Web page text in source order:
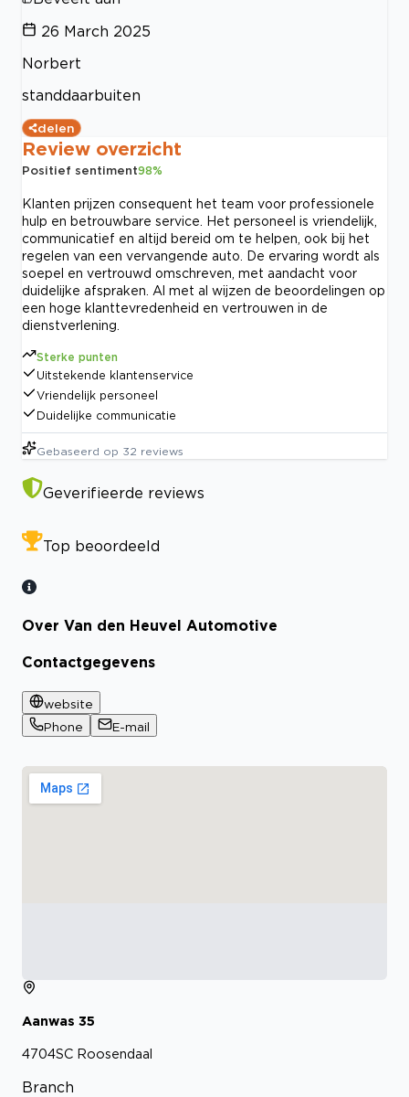
26 March 2025
Norbert
standdaarbuiten
delen
Review overzicht
Positief sentiment98%
Klanten prijzen consequent het team voor professionele
hulp en betrouwbare service. Het personeel is vriendelijk,
communicatief en altijd bereid om te helpen, ook bij het
regelen van een vervangende auto. De ervaring wordt als
soepel en vertrouwd omschreven, met aandacht voor
duidelijke afspraken. Al met al wijzen de beoordelingen op
een hoge klanttevredenheid en vertrouwen in de
dienstverlening.
Sterke punten
Uitstekende klantenservice
Vriendelijk personeel
Duidelijke communicatie
Gebaseerd op 32 reviews
Geverifieerde reviews
Top beoordeeld
Over Van den Heuvel Automotive
Contactgegevens
website
Phone
E-mail
Aanwas 35
4704SC Roosendaal
Branch